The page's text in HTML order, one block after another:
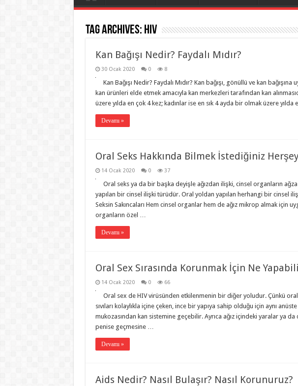
Tag Archives: hiv
Kan Bağışı Nedir? Faydalı Mıdır?
30 Ocak 2020 0 8
Kan Bağışı Nedir? Faydalı Mıdır? Kan bağışı, gönüllü ve kan
kan ürünleri elde etmek amacıyla kan merkezleri tarafından kan
üzere yılda en çok 4 kez; kadınlar ise en sık 4 ayda bir olmak üzere yılda
Devamı »
Oral Seks Hakkında Bilmek İstediğiniz
14 Ocak 2020 0 37
Oral seks ya da bir başka deyişle ağızdan ilişki, cinsel organların
yapılan bir cinsel ilişki türüdür. Oral yoldan yapılan herhangi bir cinsel
Seksin Sakıncaları Hem cinsel organlar hem de ağız mikrop almak için
organların özel …
Devamı »
Oral Sex Sırasında Korunmak İçin Ne
14 Ocak 2020 0 66
Oral sex de HIV virüsünden etkilenmenin bir diğer yoludur. Çünkü oral
sıvıları kolaylıkla içine çeken, ince bir yapıya sahip olduğu için aynı
mukozasından kan sistemine geçebilir. Ayrıca ağız içindeki yaralar ya
penise geçmesine …
Devamı »
Aids Nedir? Nasıl Bulaşır? Nasıl Korunuruz?